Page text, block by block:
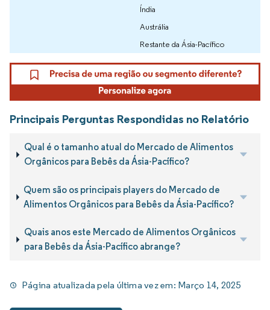
Índia
Austrália
Restante da Ásia-Pacífico
Principais Perguntas Respondidas no Relatório
Qual é o tamanho atual do Mercado de Alimentos
Orgânicos para Bebês da Ásia-Pacífico?
Quem são os principais players do Mercado de
Alimentos Orgânicos para Bebês da Ásia-Pacífico?
Quais anos este Mercado de Alimentos Orgânicos
para Bebês da Ásia-Pacífico abrange?
Página atualizada pela última vez em: Março 14, 2025